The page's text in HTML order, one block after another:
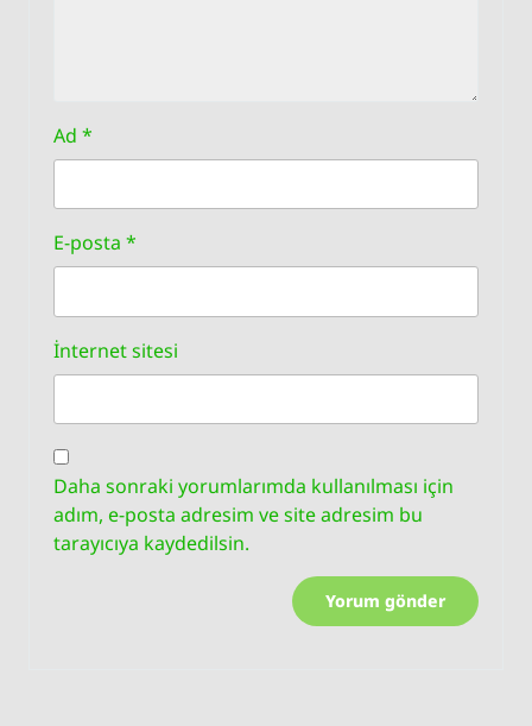
Ad *
E-posta *
İnternet sitesi
Daha sonraki yorumlarımda kullanılması için
adım, e-posta adresim ve site adresim bu
tarayıcıya kaydedilsin.